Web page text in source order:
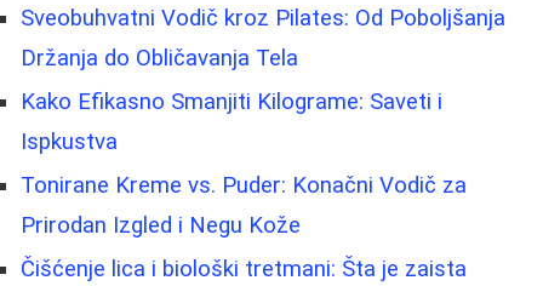
Sveobuhvatni Vodič kroz Pilates: Od Poboljšanja
Držanja do Obličavanja Tela
Kako Efikasno Smanjiti Kilograme: Saveti i
Ispkustva
Tonirane Kreme vs. Puder: Konačni Vodič za
Prirodan Izgled i Negu Kože
Čišćenje lica i biološki tretmani: Šta je zaista